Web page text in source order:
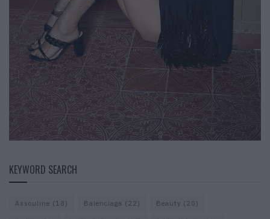
KEYWORD SEARCH
Assouline (18) Balenciaga (22) Beauty (20)